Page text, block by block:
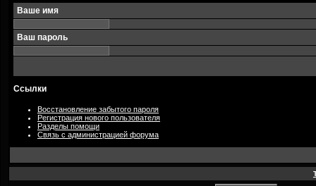
Ваше имя
Ваш пароль
Ссылки
Восстановление забытого пароля
Регистрация нового пользователя
Разделы помощи
Связь с администрацией форума